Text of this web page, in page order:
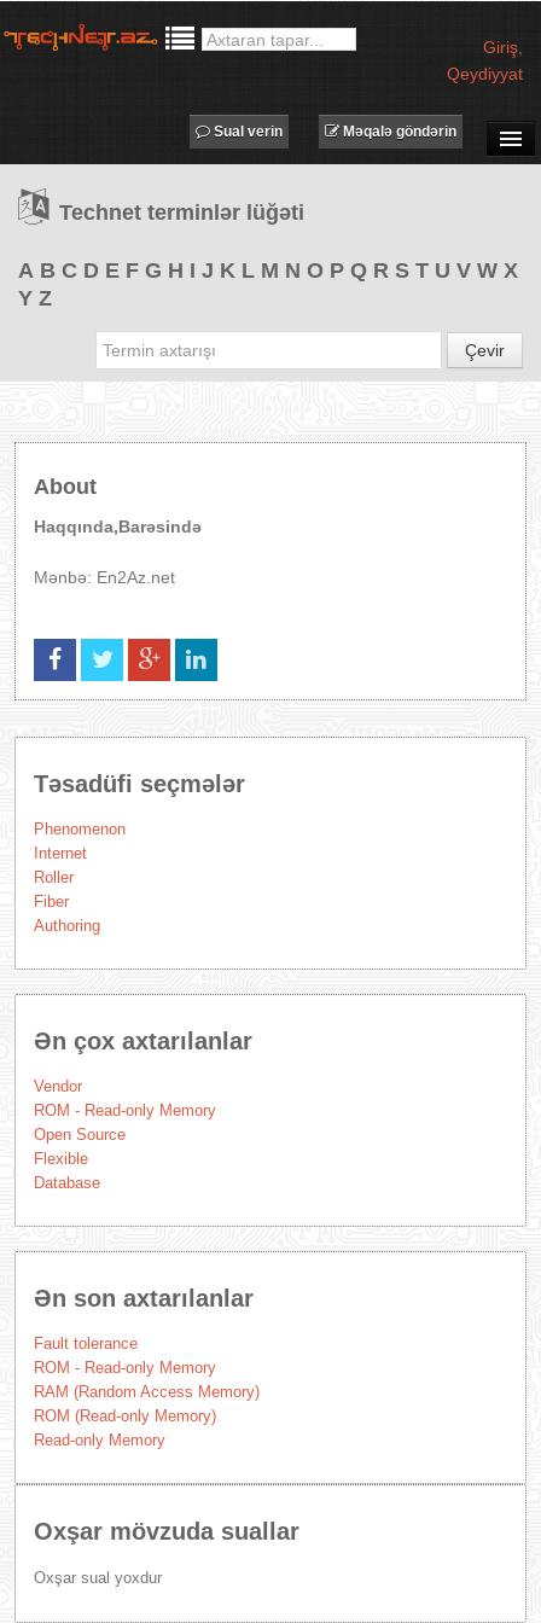
Giriş
Qeydiyyat
TƏDBİRLƏR
PROQRAMLAR
Məqalə göndərin
Sual verin
Technet terminlər lüğəti
A B C D E F G H I J K L M N O P Q R S T U V W X
Y Z
Çevir
About
Haqqında,Barəsində
Mənbə: En2Az.net
Təsadüfi seçmələr
Phenomenon
Internet
Roller
Fiber
Authoring
Ən çox axtarılanlar
Vendor
ROM - Read-only Memory
Open Source
Flexible
Database
Ən son axtarılanlar
Fault tolerance
ROM - Read-only Memory
RAM (Random Access Memory)
ROM (Read-only Memory)
Read-only Memory
Oxşar mövzuda suallar
Oxşar sual yoxdur